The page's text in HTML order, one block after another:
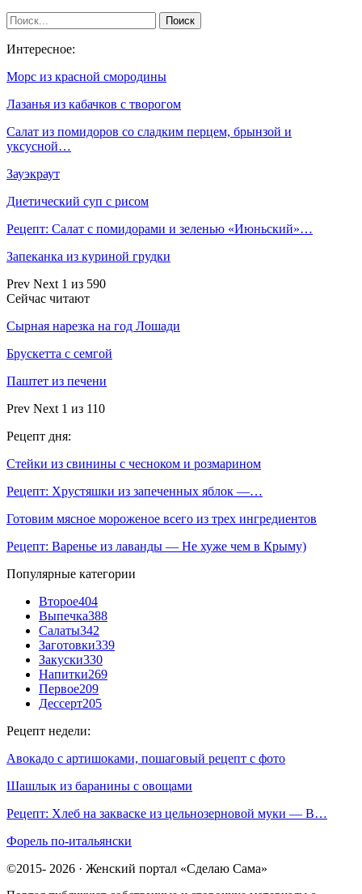
Интересное:
Морс из красной смородины
Лазанья из кабачков с творогом
Салат из помидоров со сладким перцем, брынзой и
уксусной…
Зауэкраут
Диетический суп с рисом
Рецепт: Салат с помидорами и зеленью «Июньский»…
Запеканка из куриной грудки
Prev Next 1 из 590
Сейчас читают
Сырная нарезка на год Лошади
Брускетта с семгой
Паштет из печени
Prev Next 1 из 110
Рецепт дня:
Стейки из свинины с чесноком и розмарином
Рецепт: Хрустяшки из запеченных яблок —…
Готовим мясное мороженое всего из трех ингредиентов
Рецепт: Варенье из лаванды — Не хуже чем в Крыму)
Популярные категории
Второе404
Выпечка388
Салаты342
Заготовки339
Закуски330
Напитки269
Первое209
Дессерт205
Рецепт недели:
Авокадо с артишоками, пошаговый рецепт с фото
Шашлык из баранины с овощами
Рецепт: Хлеб на закваске из цельнозерновой муки — В…
Форель по-итальянски
©2015- 2026 · Женский портал «Сделаю Сама»